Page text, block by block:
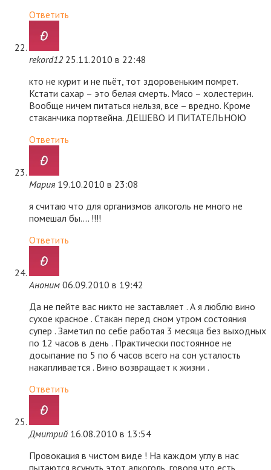
Ответить
rekord12 25.11.2010 в 22:48
кто не курит и не пьёт, тот здоровеньким помрет.
Кстати сахар – это белая смерть. Мясо – холестерин.
Вообще ничем питаться нельзя, все – вредно. Кроме
стаканчика портвейна. ДЕШЕВО И ПИТАТЕЛЬНОЮ
Ответить
Мария 19.10.2010 в 23:08
я считаю что для организмов алкоголь не много не
помешал бы…. !!!!
Ответить
Аноним 06.09.2010 в 19:42
Да не пейте вас никто не заставляет . А я люблю вино
сухое красное . Стакан перед сном утром состояния
супер . Заметил по себе работая 3 месяца без выходных
по 12 часов в день . Практически постоянное не
досыпание по 5 по 6 часов всего на сон усталость
накапливается . Вино возвращает к жизни .
Ответить
Дмитрий 16.08.2010 в 13:54
Провокация в чистом виде ! На каждом углу в нас